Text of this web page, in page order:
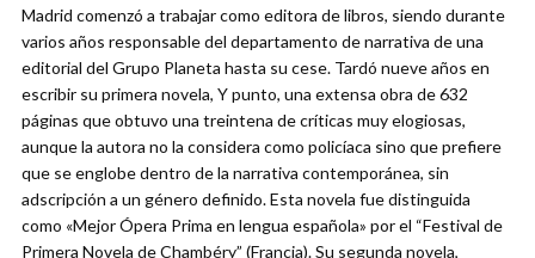
Madrid comenzó a trabajar como editora de libros, siendo durante
varios años responsable del departamento de narrativa de una
editorial del Grupo Planeta hasta su cese. Tardó nueve años en
escribir su primera novela, Y punto, una extensa obra de 632
páginas que obtuvo una treintena de críticas muy elogiosas,
aunque la autora no la considera como policíaca sino que prefiere
que se englobe dentro de la narrativa contemporánea, sin
adscripción a un género definido. Esta novela fue distinguida
como «Mejor Ópera Prima en lengua española» por el “Festival de
Primera Novela de Chambéry” (Francia). Su segunda novela,